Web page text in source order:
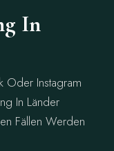
In
Oder Instagram
In Länder
Fällen Werden